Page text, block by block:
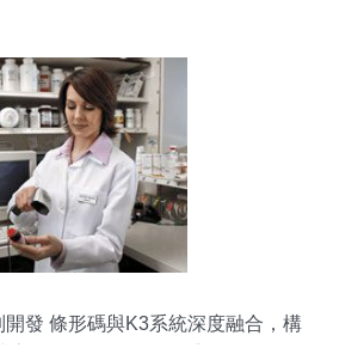
開發 條形碼與K3系統深度融合，構